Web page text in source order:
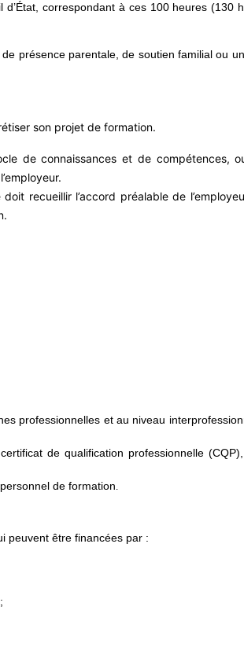
correspondant à ces 100 heures (130
présence parentale, de soutien familial ou
son projet de formation.
de connaissances et de compétences,
recueillir l’accord préalable de
professionnelles et au niveau
de qualification professionnelle
de formation.
peuvent être financées par :